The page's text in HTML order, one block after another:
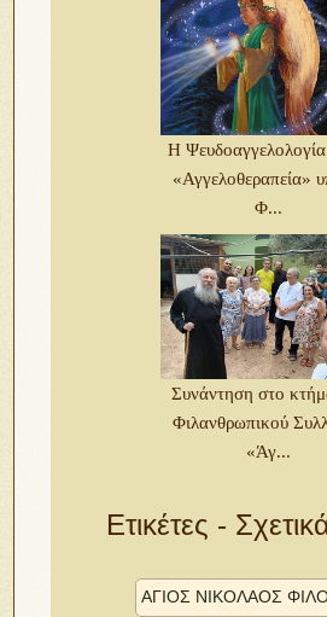
Η
«Αγγελοθεραπεία»
Φ...
Συνάντηση στο
Φιλανθρωπικού
«Άγ...
Ετικέτες -
ΆΓΙΟΣ ΝΙΚΌΛΑΟΣ